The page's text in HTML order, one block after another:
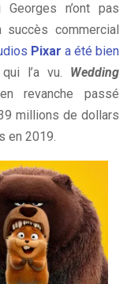
n’ont pas
commercial
Pixar a été bien
l’a vu. Wedding
revanche passé
millions de dollars
en 2019.